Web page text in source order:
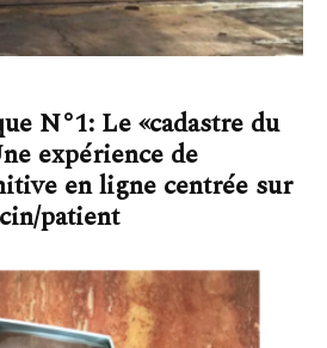
N°1: Le «cadastre du
expérience de
en ligne centrée sur
patient